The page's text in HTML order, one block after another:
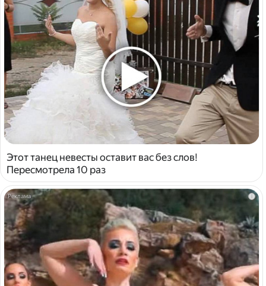
Этот танец невесты оставит вас без слов!
Пересмотрела 10 раз
i